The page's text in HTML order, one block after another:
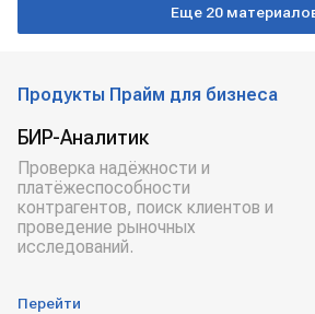
Еще 20
Продукты Прайм для бизнеса
БИР-Аналитик
Проверка надёжности и
платёжеспособности
контрагентов, поиск клиентов и
проведение рыночных
исследований.
Перейти